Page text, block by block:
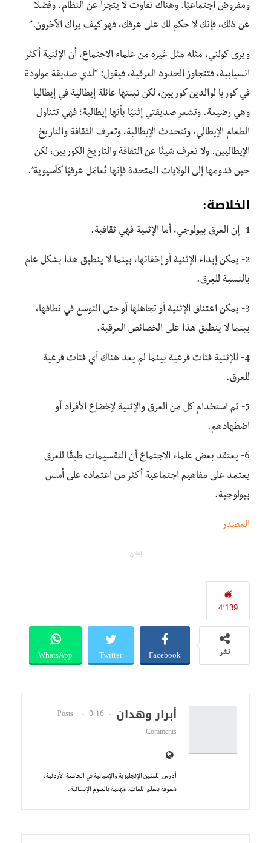
ومفروض اجتماعيًا. وهناك تفاوت لا يتجزأ عن النظام. وفضلًا
عن ذلك، فإنك لا حكم لك على عرقك، فهو كيف يراك الآخرون.”
ويرى كولني، مثله مثل غيره من علماء الاجتماع، أن الإثنية أكثر
انسيابية، فتتجاوز الحدود العرقية، فيقول: “لدي صديقة مولودة
في كوريا لوالدين كوريين، لكن تبنتها عائلة إيطالية في إيطاليا
وهي رضيعة. وتشعر صديقتي إثنيًا بأنها إيطالية؛ فهي تتناول
الطعام الإيطالي، وتتحدث الإيطالية، وتعرف الثقافة والتاريخ
الإيطاليين. ولا تعرف شيئًا عن الثقافة والتاريخ الكوريين، لكن
حين قدومها إلى الولايات المتحدة فإنها تُعامَل عرقيًا كآسيوية”.
الخلاصة:
1- إن العرق بيولوجي، أما الإثنية فهي ثقافية.
2- يمكن إبداء الإثنية أو إخفائها، بينما لا ينطبق هذا بشكل عام
بالنسبة للعِرق.
3- يمكن اعتناق الإثنية أو تجاهلها أو حتى التوسع في نطاقها،
بينما لا ينطبق هذا على الخصائص العرقية.
4- للإثنية فئات فرعية بينما لم يعد هناك أي فئات فرعية
للعرق.
5- تم استخدام كل من العرق والإثنية لإخضاع الأفراد أو
اضطهادهم.
6- يعتقد بعض علماء الاجتماع أن التقسيمات طبقًا للعرق
يعتمد على مفاهيم اجتماعية أكثر من اعتماده على أسس
بيولوجية.
المصدر
إعلان
4٬139
نشر Facebook
Twitter
WhatsApp
أبرار وهدان 16 Posts
0
Comments
أدرس اللغتين الإنجليزية والإسبانية في الجامعة الأردنية.
شغوفة بتعلم اللغات. مهتمة بالعلوم الإنسانية.